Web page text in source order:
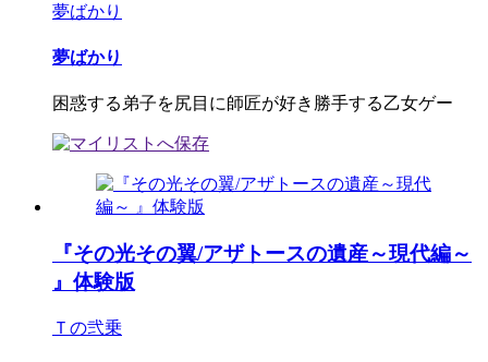
夢ばかり
夢ばかり
困惑する弟子を尻目に師匠が好き勝手する乙女ゲー
『その光その翼/アザトースの遺産～現代編～
』体験版
Ｔの弐乗